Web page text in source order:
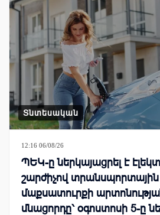
Տնտեսական
12:16 06/08/26
ՊԵԿ-ը ներկայացրել է
շարժիչով տրանսպորտային
մաքսատուրքի
մնացորդը՝ օգոստոսի 5-ը